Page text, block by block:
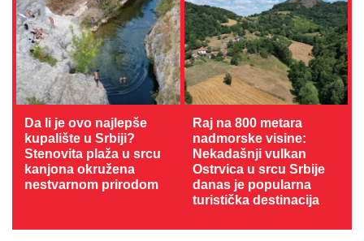
Da li je ovo najlepše
kupalište u Srbiji?
Stenovita plaža u srcu
kanjona okružena
nestvarnom prirodom
Raj na 800 metara
nadmorske visine:
Nekadašnji vulkan
Ostrvica u srcu Srbije
danas je popularna
turistička destinacija